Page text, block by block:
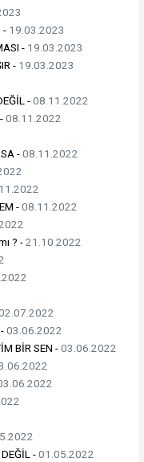
- 19.03.2023
- 19.03.2023
- 19.03.2023
-08.11.2022
08.11.2022
-08.11.2022
-08.11.2022
? -21.10.2022
03.06.2022
BİR SEN -03.06.2022
-01.05.2022